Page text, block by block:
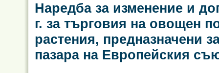
Наредба за изменение и
г. за търговия на овощен
растения, предназначени
пазара на Европейския